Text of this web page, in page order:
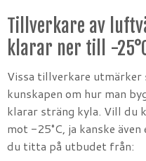
Tillverkare av
klarar ner till -
Vissa tillverkare utmärker
kunskapen om hur man
klarar sträng kyla. Vill du
mot -25°C, ja kanske
du titta på utbudet från: